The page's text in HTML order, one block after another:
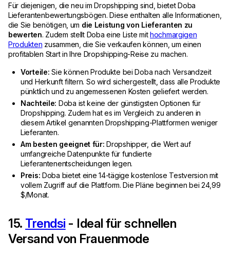
Für diejenigen, die neu im Dropshipping sind, bietet Doba
Lieferantenbewertungsbögen. Diese enthalten alle Informationen,
die Sie benötigen, um die Leistung von Lieferanten zu
bewerten. Zudem stellt Doba eine Liste mithochmargigen
Produkten zusammen, die Sie verkaufen können, um einen
profitablen Start in Ihre Dropshipping-Reise zu machen.
Vorteile:Sie können Produkte bei Doba nach Versandzeit
und Herkunft filtern. So wird sichergestellt, dass alle Produkte
pünktlich und zu angemessenen Kosten geliefert werden.
Nachteile: Doba ist keine der günstigsten Optionen für
Dropshipping. Zudem hat es im Vergleich zu anderen in
diesem Artikel genannten Dropshipping-Plattformen weniger
Lieferanten.
Am besten geeignet für:Dropshipper, die Wert auf
umfangreiche Datenpunkte für fundierte
Lieferantenentscheidungen legen.
Preis:Doba bietet eine 14-tägige kostenlose Testversion mit
vollem Zugriff auf die Plattform. Die Pläne beginnen bei 24,99
$/Monat.
15. Trendsi - Ideal für schnellen
Versand von Frauenmode